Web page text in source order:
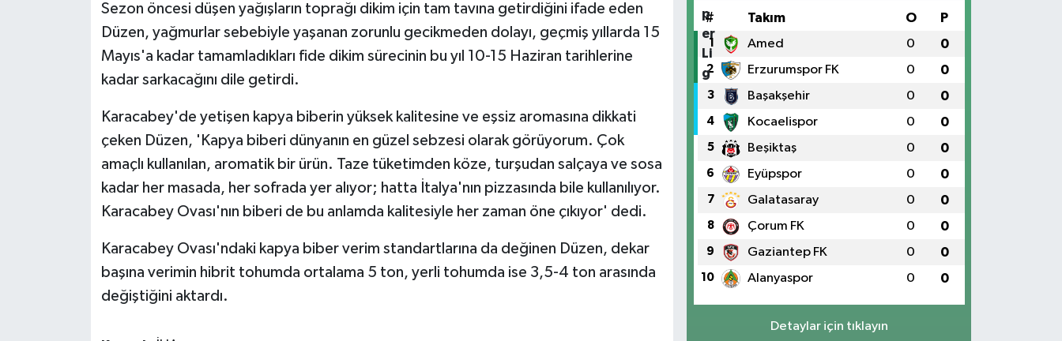
Sezon öncesi düşen yağışların toprağı dikim için tam tavına getirdiğini ifade eden
Düzen, yağmurlar sebebiyle yaşanan zorunlu gecikmeden dolayı, geçmiş yıllarda 15
Mayıs'a kadar tamamladıkları fide dikim sürecinin bu yıl 10-15 Haziran tarihlerine
kadar sarkacağını dile getirdi.
Karacabey'de yetişen kapya biberin yüksek kalitesine ve eşsiz aromasına dikkati
çeken Düzen, 'Kapya biberi dünyanın en güzel sebzesi olarak görüyorum. Çok
amaçlı kullanılan, aromatik bir ürün. Taze tüketimden köze, turşudan salçaya ve sosa
kadar her masada, her sofrada yer alıyor; hatta İtalya'nın pizzasında bile kullanılıyor.
Karacabey Ovası'nın biberi de bu anlamda kalitesiyle her zaman öne çıkıyor' dedi.
Karacabey Ovası'ndaki kapya biber verim standartlarına da değinen Düzen, dekar
başına verimin hibrit tohumda ortalama 5 ton, yerli tohumda ise 3,5-4 ton arasında
değiştiğini aktardı.
# Takım O P
1 Amed 0 0
2 Erzurumspor FK 0 0
3 Başakşehir 0 0
4 Kocaelispor 0 0
5 Beşiktaş 0 0
6 Eyüpspor 0 0
7 Galatasaray 0 0
8 Çorum FK 0 0
9 Gaziantep FK 0 0
10 Alanyaspor 0 0
Detaylar için tıklayın
SPOR HABERLERİ